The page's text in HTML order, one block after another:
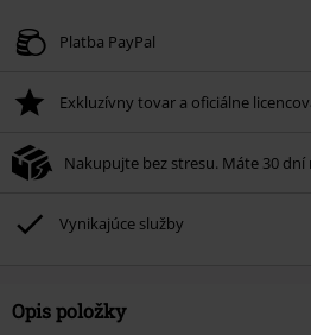
Platné do 8/11/26
Po zadaní kódu v košíku, sa zľava uplatní
Nemožno kombinovať s inými akciovými
knihy, médiá, vstupenky, Rammstein, (Till)
ktorých kúpou podporíte nadáciu.
Platba PayPal
Exkluzívny tovar a oficiálne
Nakupujte bez stresu. Máte 30 dní
Vynikajúce služby
Opis položky